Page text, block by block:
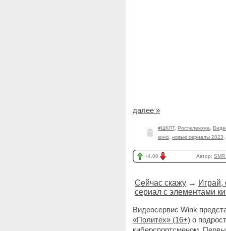
далее »
#ШКЛТ, Ростелекома
кино
новые сериалы 2023
+4.00 Автор:
Сейчас скажу → Играй,
сериал с элементами
Видеосервис Wink
«Политех» (16+) о